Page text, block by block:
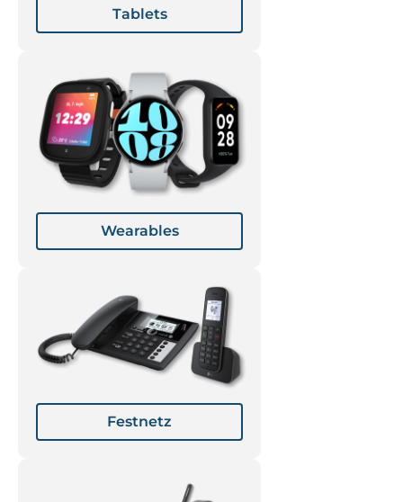
Tablets
Wearables
Festnetz